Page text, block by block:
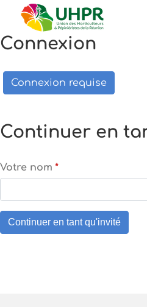
Passer
contenu
Connexion
Connexion requise
Continuer en
Votre nom *
Continuer en tant qu'invité